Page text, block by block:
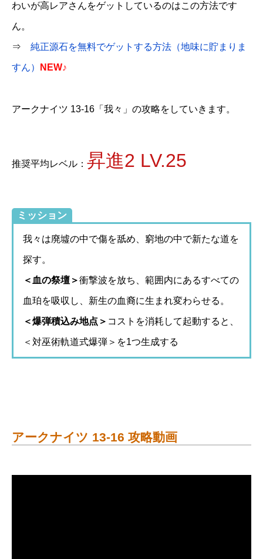
わいが高レアさんをゲットしているのはこの方法です
ん。
⇒ 純正源石を無料でゲットする方法（地味に貯まりま
すん） NEW♪
アークナイツ 13-16「我々」の攻略をしていきます。
推奨平均レベル： 昇進2 LV.25
ミッション
我々は廃墟の中で傷を舐め、窮地の中で新たな道を
探す。
＜血の祭壇＞衝撃波を放ち、範囲内にあるすべての
血珀を吸収し、新生の血裔に生まれ変わらせる。
＜爆弾積込み地点＞ コストを消耗して起動すると、
＜対巫術軌道式爆弾＞を1つ生成する
アークナイツ 13-16 攻略動画